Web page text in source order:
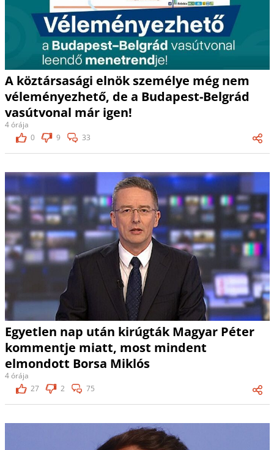
A köztársasági elnök személye még nem
véleményezhető, de a Budapest-Belgrád
vasútvonal már igen!
4 órája
0
9 33
Egyetlen nap után kirúgták Magyar Péter
kommentje miatt, most mindent
elmondott Borsa Miklós
4 órája
27
2 75